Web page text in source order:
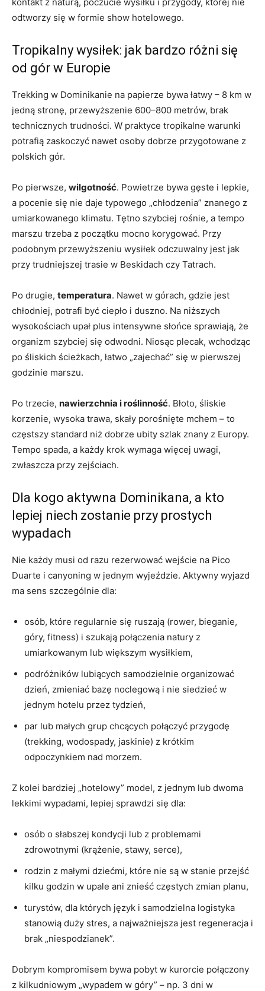
odtworzy się w formie show hotelowego.
Tropikalny wysiłek: jak bardzo różni się
od gór w Europie
Trekking w Dominikanie na papierze bywa łatwy – 8 km w
jedną stronę, przewyższenie 600–800 metrów, brak
technicznych trudności. W praktyce tropikalne warunki
potrafią zaskoczyć nawet osoby dobrze przygotowane z
polskich gór.
Po pierwsze, wilgotność. Powietrze bywa gęste i lepkie,
a pocenie się nie daje typowego „chłodzenia” znanego z
umiarkowanego klimatu. Tętno szybciej rośnie, a tempo
marszu trzeba z początku mocno korygować. Przy
podobnym przewyższeniu wysiłek odczuwalny jest jak
przy trudniejszej trasie w Beskidach czy Tatrach.
Po drugie, temperatura. Nawet w górach, gdzie jest
chłodniej, potrafi być ciepło i duszno. Na niższych
wysokościach upał plus intensywne słońce sprawiają, że
organizm szybciej się odwodni. Niosąc plecak, wchodząc
po śliskich ścieżkach, łatwo „zajechać” się w pierwszej
godzinie marszu.
Po trzecie, nawierzchnia i roślinność. Błoto, śliskie
korzenie, wysoka trawa, skały porośnięte mchem – to
częstszy standard niż dobrze ubity szlak znany z Europy.
Tempo spada, a każdy krok wymaga więcej uwagi,
zwłaszcza przy zejściach.
Dla kogo aktywna Dominikana, a kto
lepiej niech zostanie przy prostych
wypadach
Nie każdy musi od razu rezerwować wejście na Pico
Duarte i canyoning w jednym wyjeździe. Aktywny wyjazd
ma sens szczególnie dla:
osób, które regularnie się ruszają (rower, bieganie,
góry, fitness) i szukają połączenia natury z
umiarkowanym lub większym wysiłkiem,
podróżników lubiących samodzielnie organizować
dzień, zmieniać bazę noclegową i nie siedzieć w
jednym hotelu przez tydzień,
par lub małych grup chcących połączyć przygodę
(trekking, wodospady, jaskinie) z krótkim
odpoczynkiem nad morzem.
Z kolei bardziej „hotelowy” model, z jednym lub dwoma
lekkimi wypadami, lepiej sprawdzi się dla:
osób o słabszej kondycji lub z problemami
zdrowotnymi (krążenie, stawy, serce),
rodzin z małymi dziećmi, które nie są w stanie przejść
kilku godzin w upale ani znieść częstych zmian planu,
turystów, dla których język i samodzielna logistyka
stanowią duży stres, a najważniejsza jest regeneracja i
brak „niespodzianek”.
Dobrym kompromisem bywa pobyt w kurorcie połączony
z kilkudniowym „wypadem w góry” – np. 3 dni w